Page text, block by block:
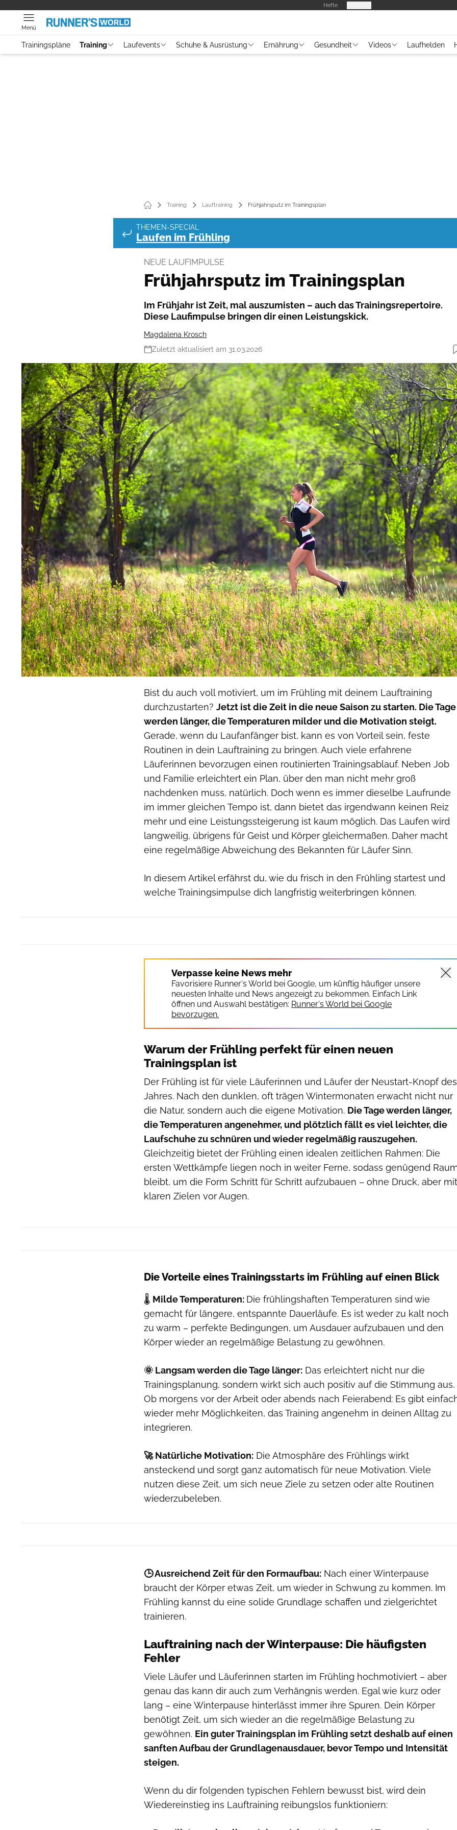
Hefte
Menü
Trainingspläne Training Laufevents Schuhe & Ausrüstung Ernährung Gesundheit Videos Laufhelden
Training Lauftraining Frühjahrsputz im Trainingsplan
THEMEN-SPECIAL
Laufen im Frühling
NEUE LAUFIMPULSE
Frühjahrsputz im Trainingsplan
Im Frühjahr ist Zeit, mal auszumisten – auch das Trainingsrepertoire.
Diese Laufimpulse bringen dir einen Leistungskick.
Magdalena Krosch
Zuletzt aktualisiert am 31.03.2026
Bist du auch voll motiviert, um im Frühling mit deinem Lauftraining
durchzustarten? Jetzt ist die Zeit in die neue Saison zu starten. Die Tage
werden länger, die Temperaturen milder und die Motivation steigt.
Gerade, wenn du Laufanfänger bist, kann es von Vorteil sein, feste
Routinen in dein Lauftraining zu bringen. Auch viele erfahrene
Läuferinnen bevorzugen einen routinierten Trainingsablauf. Neben Job
und Familie erleichtert ein Plan, über den man nicht mehr groß
nachdenken muss, natürlich. Doch wenn es immer dieselbe Laufrunde
im immer gleichen Tempo ist, dann bietet das irgendwann keinen Reiz
mehr und eine Leistungssteigerung ist kaum möglich. Das Laufen wird
langweilig, übrigens für Geist und Körper gleichermaßen. Daher macht
eine regelmäßige Abweichung des Bekannten für Läufer Sinn.
In diesem Artikel erfährst du, wie du frisch in den Frühling startest und
welche Trainingsimpulse dich langfristig weiterbringen können.
Verpasse keine News mehr
Favorisiere Runner's World bei Google, um künftig häufiger unsere
neuesten Inhalte und News angezeigt zu bekommen. Einfach Link
öffnen und Auswahl bestätigen: Runner's World bei Google
bevorzugen.
Warum der Frühling perfekt für einen neuen
Trainingsplan ist
Der Frühling ist für viele Läuferinnen und Läufer der Neustart-Knopf des
Jahres. Nach den dunklen, oft trägen Wintermonaten erwacht nicht nur
die Natur, sondern auch die eigene Motivation. Die Tage werden länger,
die Temperaturen angenehmer, und plötzlich fällt es viel leichter, die
Laufschuhe zu schnüren und wieder regelmäßig rauszugehen.
Gleichzeitig bietet der Frühling einen idealen zeitlichen Rahmen: Die
ersten Wettkämpfe liegen noch in weiter Ferne, sodass genügend
bleibt, um die Form Schritt für Schritt aufzubauen – ohne Druck, aber mit
klaren Zielen vor Augen.
Die Vorteile eines Trainingsstarts im Frühling auf einen Blick
🌡️ Milde Temperaturen: Die frühlingshaften Temperaturen sind wie
gemacht für längere, entspannte Dauerläufe. Es ist weder zu kalt noch
zu warm – perfekte Bedingungen, um Ausdauer aufzubauen und den
Körper wieder an regelmäßige Belastung zu gewöhnen.
🌞 Langsam werden die Tage länger: Das erleichtert nicht nur die
Trainingsplanung, sondern wirkt sich auch positiv auf die Stimmung aus.
Ob morgens vor der Arbeit oder abends nach Feierabend: Es gibt
wieder mehr Möglichkeiten, das Training angenehm in deinen Alltag zu
integrieren.
🚀 Natürliche Motivation: Die Atmosphäre des Frühlings wirkt
ansteckend und sorgt ganz automatisch für neue Motivation. Viele
nutzen diese Zeit, um sich neue Ziele zu setzen oder alte Routinen
wiederzubeleben.
🕒 Ausreichend Zeit für den Formaufbau: Nach einer Winterpause
braucht der Körper etwas Zeit, um wieder in Schwung zu kommen. Im
Frühling kannst du eine solide Grundlage schaffen und zielgerichtet
trainieren.
Lauftraining nach der Winterpause: Die häufigsten
Fehler
Viele Läufer und Läuferinnen starten im Frühling hochmotiviert – aber
genau das kann dir auch zum Verhängnis werden. Egal wie kurz oder
lang – eine Winterpause hinterlässt immer ihre Spuren. Dein Körper
benötigt Zeit, um sich wieder an die regelmäßige Belastung zu
gewöhnen. Ein guter Trainingsplan im Frühling setzt deshalb auf einen
sanften Aufbau der Grundlagenausdauer, bevor Tempo und Intensität
steigen.
Wenn du dir folgenden typischen Fehlern bewusst bist, wird dein
Wiedereinstieg ins Lauftraining reibungslos funktioniern: